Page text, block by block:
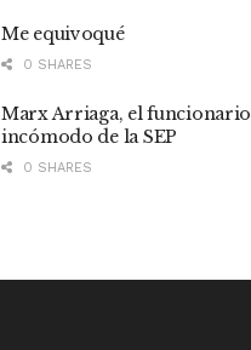
Me equivoqué
0 SHARES
Marx Arriaga, el funcionario
incómodo de la SEP
0 SHARES